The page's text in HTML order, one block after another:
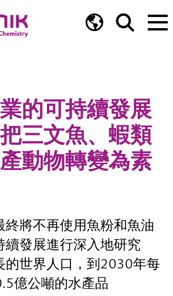
的可持續發展
三文魚、蝦類
動物轉變為素
終將不再使用魚粉和魚油
續發展進行深入地研究
的世界人口，到2030年每
億公噸的水產品